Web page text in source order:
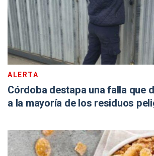
ALERTA
Córdoba destapa una falla que
a la mayoría de los residuos